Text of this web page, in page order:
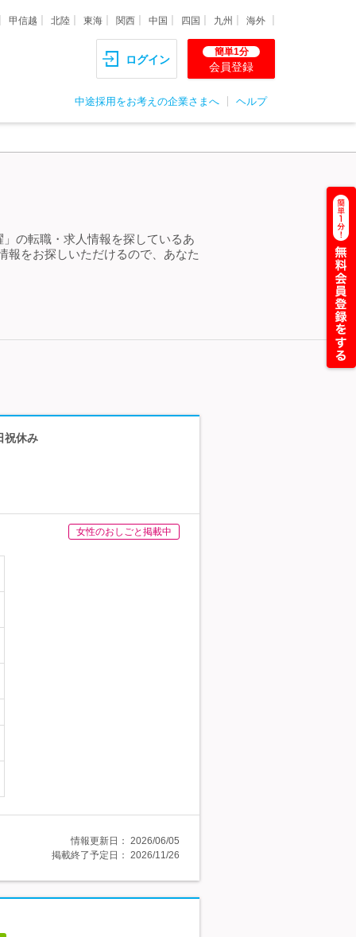
甲信越 北陸 東海 関西 中国 四国 九州 海外
ログイン
簡単1分
会員登録
中途採用をお考えの企業さまへ ヘルプ
の転職・求人情報を探しているあ
報をお探しいただけるので、あなた
祝休み
女性のおしごと掲載中
情報更新日： 2026/06/05
掲載終了予定日： 2026/11/26